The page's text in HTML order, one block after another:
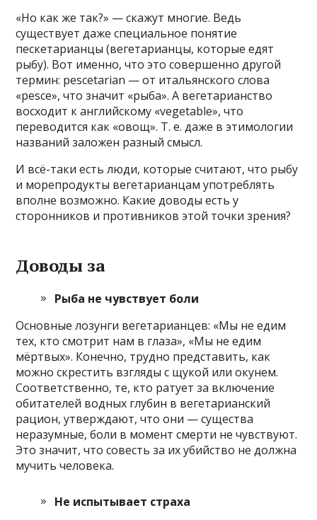
«Но как же так?» — скажут многие. Ведь
существует даже специальное понятие
пескетарианцы (вегетарианцы, которые едят
рыбу). Вот именно, что это совершенно другой
термин: pescetarian — от итальянского слова
«pesce», что значит «рыба». А вегетарианство
восходит к английскому «vegetable», что
переводится как «овощ». Т. е. даже в этимологии
названий заложен разный смысл.
И всё-таки есть люди, которые считают, что рыбу
и морепродукты вегетарианцам употреблять
вполне возможно. Какие доводы есть у
сторонников и противников этой точки зрения?
Доводы за
Рыба не чувствует боли
Основные лозунги вегетарианцев: «Мы не едим
тех, кто смотрит нам в глаза», «Мы не едим
мёртвых». Конечно, трудно представить, как
можно скрестить взгляды с щукой или окунем.
Соответственно, те, кто ратует за включение
обитателей водных глубин в вегетарианский
рацион, утверждают, что они — существа
неразумные, боли в момент смерти не чувствуют.
Это значит, что совесть за их убийство не должна
мучить человека.
Не испытывает страха